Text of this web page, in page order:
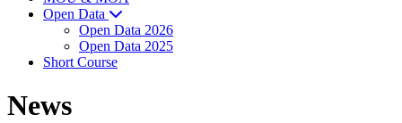
Open Data
Open Data 2026
Open Data 2025
Short Course
News